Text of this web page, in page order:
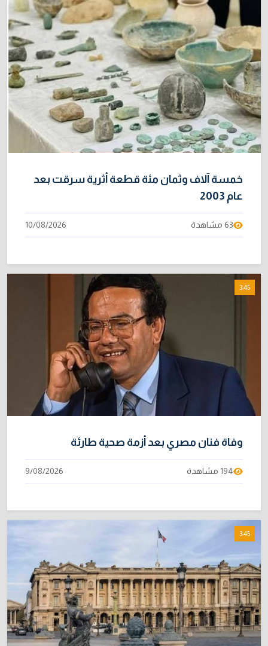
خمسة آلاف وثمان مئة قطعة أثرية سرقت بعد
عام 2003
63 مشاهدة 10/08/2026
3:45
وفاة فنان مصري بعد أزمة صحية طارئة
194 مشاهدة 9/08/2026
3:45